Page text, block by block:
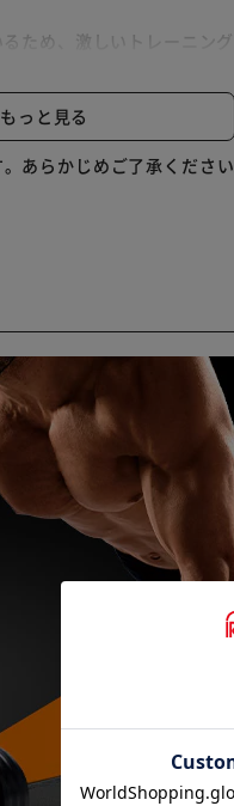
ため、激しいトレーニング
もっと見る
あらかじめご了承ください
※ご確認く